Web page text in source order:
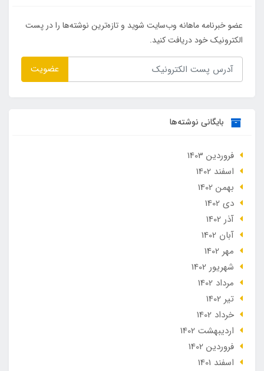
عضو خبرنامه ماهانه وب‌سایت شوید و تازه‌ترین نوشته‌ها را در پست
الکترونیک خود دریافت کنید.
عضویت
بایگانی نوشته‌ها
فروردین 1403
اسفند 1402
بهمن 1402
دی 1402
آذر 1402
آبان 1402
مهر 1402
شهریور 1402
مرداد 1402
تير 1402
خرداد 1402
ارديبهشت 1402
فروردین 1402
اسفند 1401